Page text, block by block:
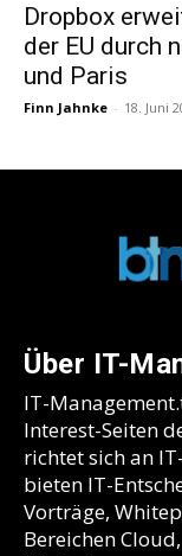
Dropbox
der EU durch
und Paris
Finn Jahnke - 18. Juni
Über IT-
IT-
Interest-Seiten
richtet sich an
bieten IT-
Vorträge,
Bereichen